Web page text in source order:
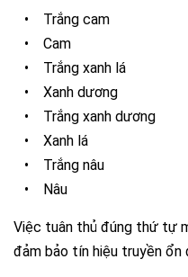
• Trắng cam
• Cam
• Trắng xanh lá
• Xanh dương
• Trắng xanh dương
• Xanh lá
• Trắng nâu
• Nâu
Việc tuân thủ đúng thứ tự
đảm bảo tín hiệu truyền ổn